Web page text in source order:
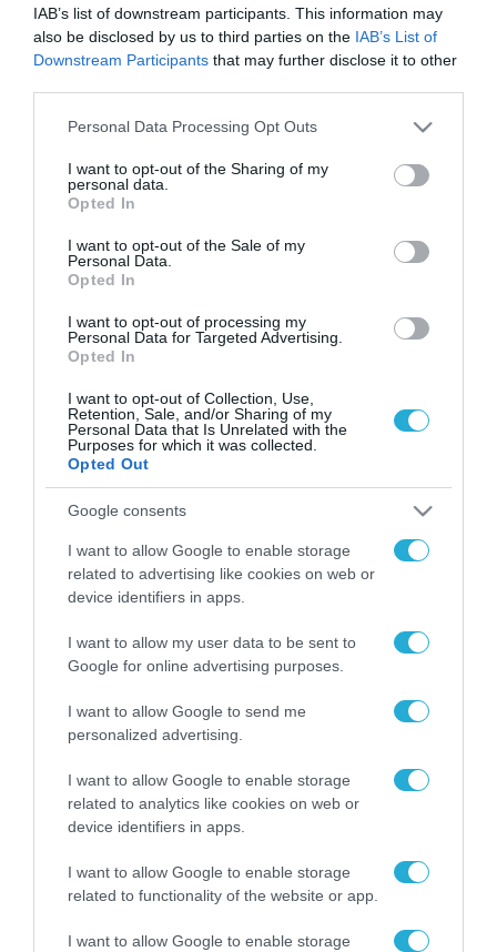
IAB’s list of downstream participants. This information may
also be disclosed by us to third parties on the IAB’s List of
Downstream Participants that may further disclose it to other
Please note that this website/app uses one or more Google
not limited to your visit or usage behaviour. You may click to
grant or deny consent to Google and its third-party tags to
use your data for below specified purposes in below Google
consent section.
Personal Data Processing Opt Outs
I want to opt-out of the Sharing of my
personal data.
Opted In
I want to opt-out of the Sale of my
Personal Data.
Opted In
I want to opt-out of processing my
Personal Data for Targeted Advertising.
Opted In
I want to opt-out of Collection, Use,
Retention, Sale, and/or Sharing of my
Personal Data that Is Unrelated with the
Purposes for which it was collected.
Opted Out
Google consents
I want to allow Google to enable storage
related to advertising like cookies on web or
device identifiers in apps.
I want to allow my user data to be sent to
Google for online advertising purposes.
I want to allow Google to send me
personalized advertising.
I want to allow Google to enable storage
related to analytics like cookies on web or
device identifiers in apps.
I want to allow Google to enable storage
related to functionality of the website or app.
I want to allow Google to enable storage
ΡΟΗ ΕΙΔΗΣΕΩΝ
Το χρηματοδοτούμενο
από την ΕΕ έργο “The
Gaming Police”
των παιδιών στο
διαδίκτυο
ΑΑΔΕ: Διευκρινίσεις
για τα πρόστιμα σε
παραβάσεις που
αφορούν τους ΦΗΜ
Σ. Καλαφάτης: «Η
Τεχνητή Νοημοσύνη
νέα τεχνολογία, είναι
μια νέα βιομηχανική
31.07.2026
Νέος οδηγός του ΕΚΤ